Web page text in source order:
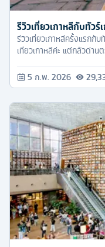
รีวิวเที่ยวเกาหลีกับทัว
รีวิวเที่ยวเกาหลีครั้งแรกกับ
เที่ยวเกาหลีค่ะ แต่กลัวด่าน
เฉพาะคนที่ไม่เคยออกเดินท
ไปเที่ยวต่างประเทศน้อย
5 ก.พ. 2026